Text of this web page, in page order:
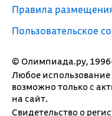
© Олимпиада.ру,
Любое
возможно только с
на сайт.
Свидетельство о
Правила
Пользовательское